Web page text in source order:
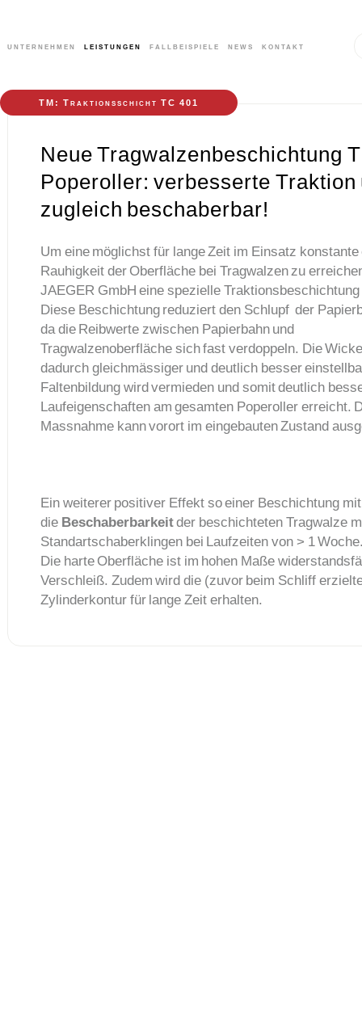
unternehmen leistungen fallbeispiele news kontakt
TM: Traktionsschicht TC 401
Neue Tragwalzenbeschichtung
Poperoller: verbesserte Traktion
zugleich beschaberbar!
Um eine möglichst für lange Zeit im Einsatz konstante
Rauhigkeit der Oberfläche bei Tragwalzen zu
JAEGER GmbH eine spezielle
Diese Beschichtung reduziert den Schlupf der
da die Reibwerte zwischen Papierbahn und
Tragwalzenoberfläche sich fast verdoppeln. Die
dadurch gleichmässiger und deutlich besser
Faltenbildung wird vermieden und somit deutlich
Laufeigenschaften am gesamten Poperoller erreicht.
Massnahme kann vorort im eingebauten Zustand
Ein weiterer positiver Effekt so einer Beschichtung
die Beschaberbarkeitder beschichteten Tragwalze
Standartschaberklingen bei Laufzeiten von > 1
Die harte Oberfläche ist im hohen Maße
Verschleiß. Zudem wird die (zuvor beim Schliff
Zylinderkontur für lange Zeit erhalten.